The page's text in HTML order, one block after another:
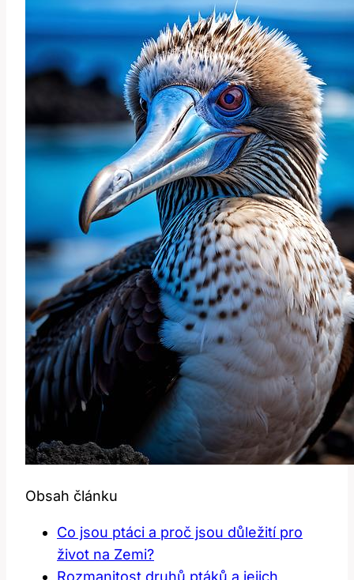
Obsah článku
Co jsou ptáci a proč jsou důležití pro
život na Zemi?
Rozmanitost druhů ptáků a jejich